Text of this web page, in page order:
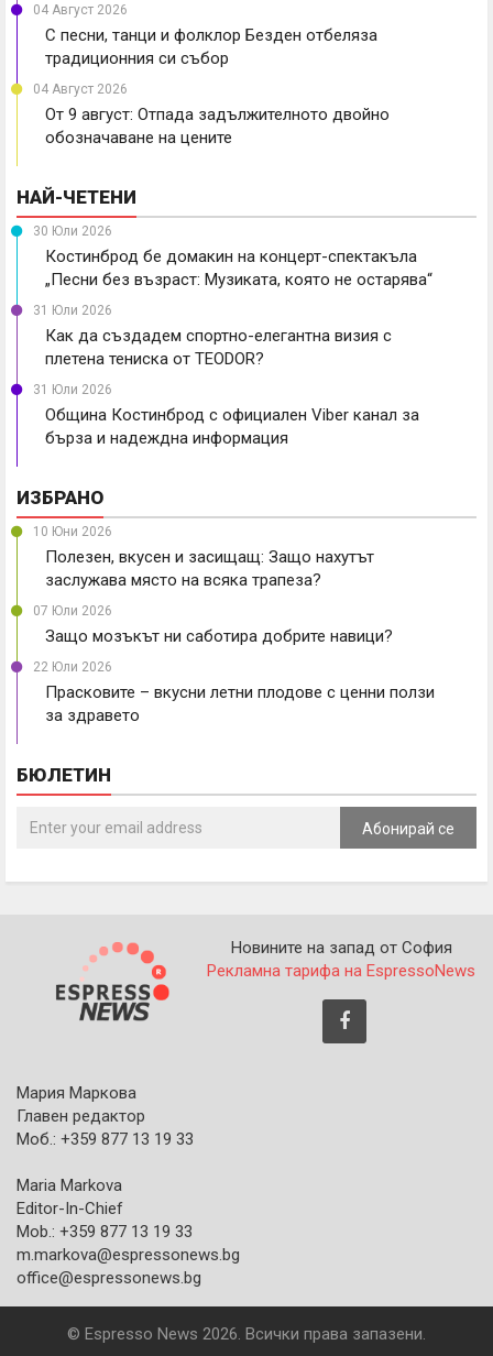
04 Август 2026
С песни, танци и фолклор Безден отбеляза
традиционния си събор
04 Август 2026
От 9 август: Отпада задължителното двойно
обозначаване на цените
НАЙ-ЧЕТЕНИ
30 Юли 2026
Костинброд бе домакин на концерт-спектакъла
„Песни без възраст: Музиката, която не остарява“
31 Юли 2026
Как да създадем спортно-елегантна визия с
плетена тениска от TEODOR?
31 Юли 2026
Община Костинброд с официален Viber канал за
бърза и надеждна информация
ИЗБРАНО
10 Юни 2026
Полезен, вкусен и засищащ: Защо нахутът
заслужава място на всяка трапеза?
07 Юли 2026
Защо мозъкът ни саботира добрите навици?
22 Юли 2026
Прасковите – вкусни летни плодове с ценни ползи
за здравето
БЮЛЕТИН
Абонирай се
Новините на запад от София
Рекламна тарифа на EspressoNews
Мария Маркова
Главен редактор
Моб.: +359 877 13 19 33
Maria Markova
Editor-In-Chief
Mob.: +359 877 13 19 33
m.markova@espressonews.bg
office@espressonews.bg
© Espresso News 2026. Всички права запазени.